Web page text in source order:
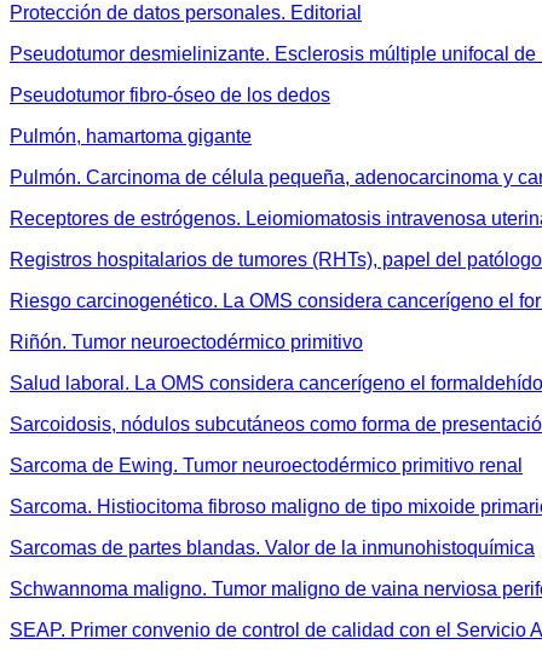
Protección de datos personales. Editorial
Pseudotumor desmielinizante. Esclerosis múltiple unifocal
Pseudotumor fibro-óseo de los dedos
Pulmón, hamartoma gigante
Pulmón. Carcinoma de célula pequeña, adenocarcinoma y
Receptores de estrógenos. Leiomiomatosis intravenosa
Registros hospitalarios de tumores (RHTs), papel del
Riesgo carcinogenético. La OMS considera cancerígeno el
Riñón. Tumor neuroectodérmico primitivo
Salud laboral. La OMS considera cancerígeno el formaldehído
Sarcoidosis, nódulos subcutáneos como forma de
Sarcoma de Ewing. Tumor neuroectodérmico primitivo renal
Sarcoma. Histiocitoma fibroso maligno de tipo mixoide
Sarcomas de partes blandas. Valor de la inmunohistoquímica
Schwannoma maligno. Tumor maligno de vaina nerviosa
SEAP. Primer convenio de control de calidad con el Servicio